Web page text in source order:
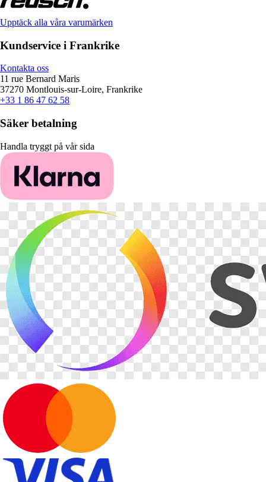
Upptäck alla våra varumärken
Kundservice i Frankrike
Kontakta oss
11 rue Bernard Maris
37270 Montlouis-sur-Loire, Frankrike
+33 1 86 47 62 58
Säker betalning
Handla tryggt på vår sida